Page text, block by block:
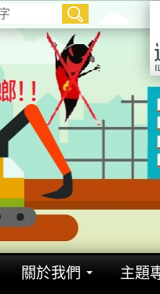
關於我們 主題